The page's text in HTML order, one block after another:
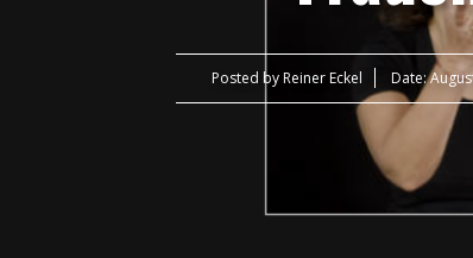
Posted by Reiner Eckel Date: